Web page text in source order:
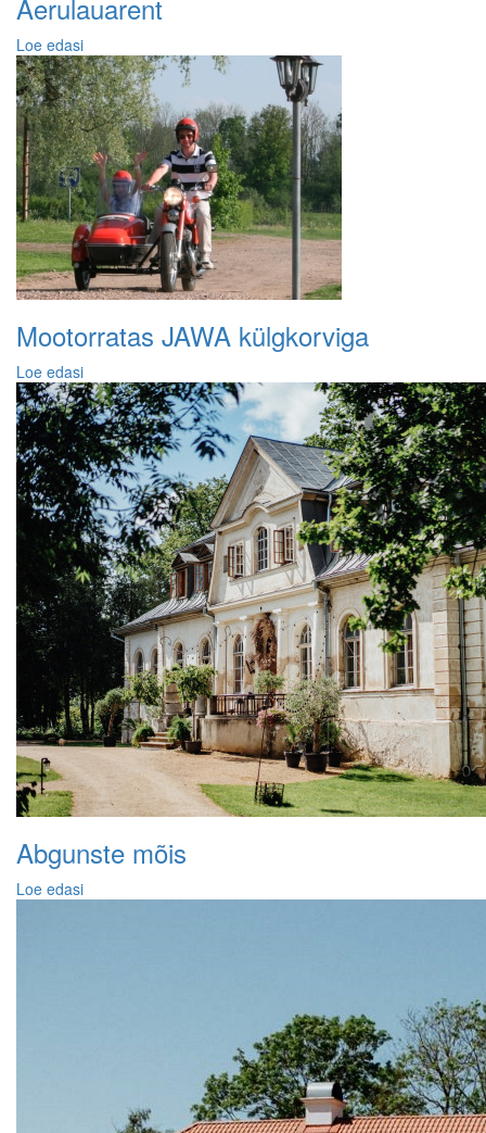
Aerulauarent
Loe edasi
Mootorratas JAWA külgkorviga
Loe edasi
Abgunste mõis
Loe edasi